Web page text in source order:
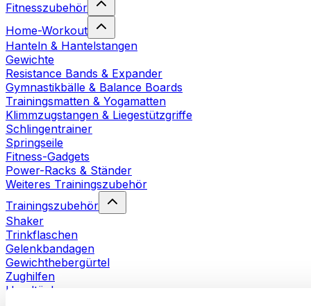
Fitnesszubehör
Home-Workout
Hanteln & Hantelstangen
Gewichte
Resistance Bands & Expander
Gymnastikbälle & Balance Boards
Trainingsmatten & Yogamatten
Klimmzugstangen & Liegestützgriffe
Schlingentrainer
Springseile
Fitness-Gadgets
Power-Racks & Ständer
Weiteres Trainingszubehör
Trainingszubehör
Shaker
Trinkflaschen
Gelenkbandagen
Gewichthebergürtel
Zughilfen
Handtücher